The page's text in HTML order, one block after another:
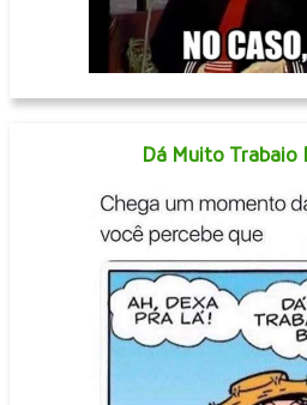
Dá Muito Trabaio